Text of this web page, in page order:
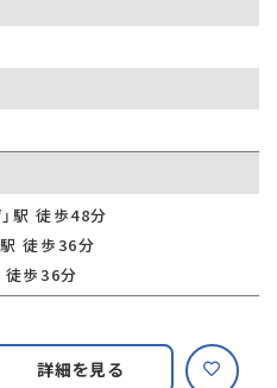
駅 徒歩48分
徒歩36分
徒歩36分
詳細を見る